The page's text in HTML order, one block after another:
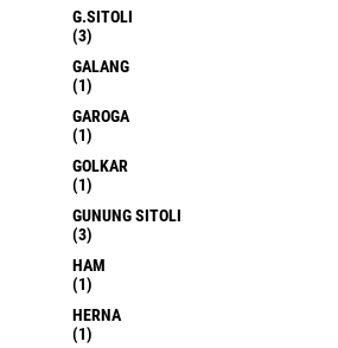
G.SITOLI
(3)
GALANG
(1)
GAROGA
(1)
GOLKAR
(1)
GUNUNG SITOLI
(3)
HAM
(1)
HERNA
(1)